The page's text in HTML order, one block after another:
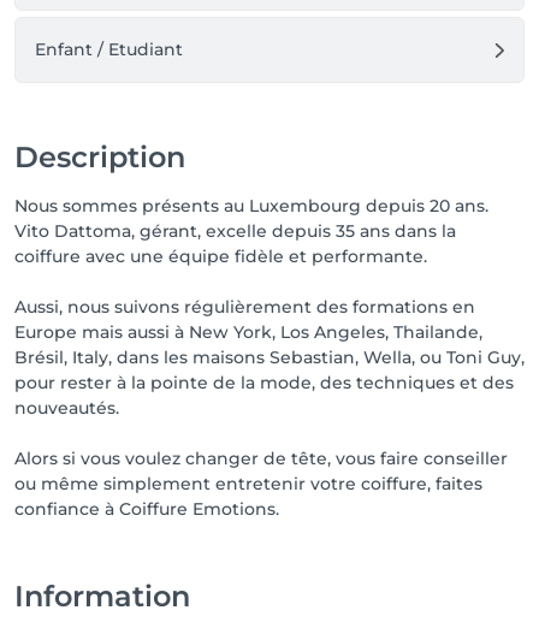
Enfant / Etudiant
Description
Nous sommes présents au Luxembourg depuis 20 ans.
Vito Dattoma, gérant, excelle depuis 35 ans dans la
coiffure avec une équipe fidèle et performante.
Aussi, nous suivons régulièrement des formations en
Europe mais aussi à New York, Los Angeles, Thailande,
Brésil, Italy, dans les maisons Sebastian, Wella, ou Toni Guy,
pour rester à la pointe de la mode, des techniques et des
nouveautés.
Alors si vous voulez changer de tête, vous faire conseiller
ou même simplement entretenir votre coiffure, faites
confiance à Coiffure Emotions.
Information